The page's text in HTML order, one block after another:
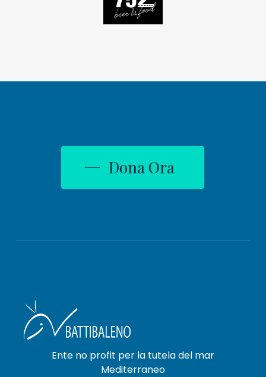
Dona Ora
Ente no profit per la tutela del mar
Mediterraneo